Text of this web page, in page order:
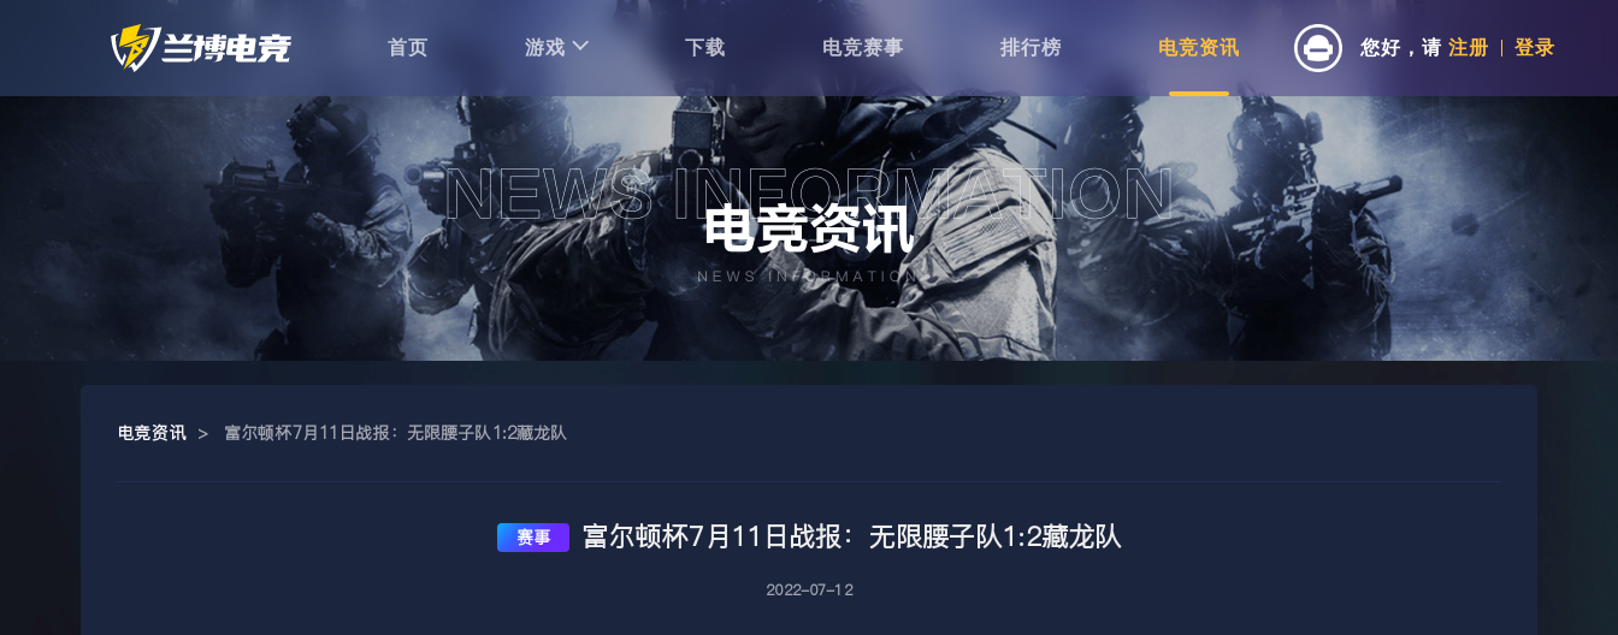
首页 游戏 下载 电竞赛事 排行榜 电竞资讯 您好，请 注册 登录
电竞资讯 > 富尔顿杯7月11日战报：无限腰子队1:2藏龙队
赛事 富尔顿杯7月11日战报：无限腰子队1:2藏龙队
2022-07-12